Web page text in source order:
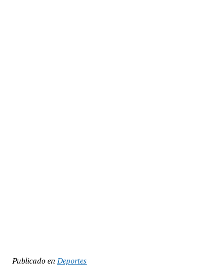
Publicado en Deportes